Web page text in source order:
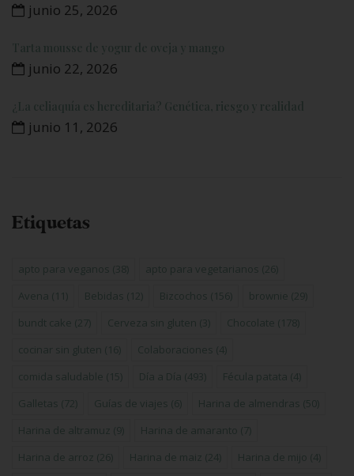
junio 25, 2026
Tarta mousse de yogur de oveja y mango
junio 22, 2026
¿La celiaquía es hereditaria? Genética, riesgo y realidad
junio 11, 2026
Etiquetas
apto para veganos (38) apto para vegetarianos (26)
Avena (11) Bebidas (12) Bizcochos (156) brownie (29)
bundt cake (27) Cerveza sin gluten (3) Chocolate (178)
cocinar sin gluten (16) Colaboraciones (4)
comida saludable (15) Día a Día (493) Fécula patata (4)
Galletas (72) Guías de viajes (6) Harina de almendras (50)
Harina de altramuz (9) Harina de amaranto (7)
Harina de arroz (26) Harina de maiz (24) Harina de mijo (4)